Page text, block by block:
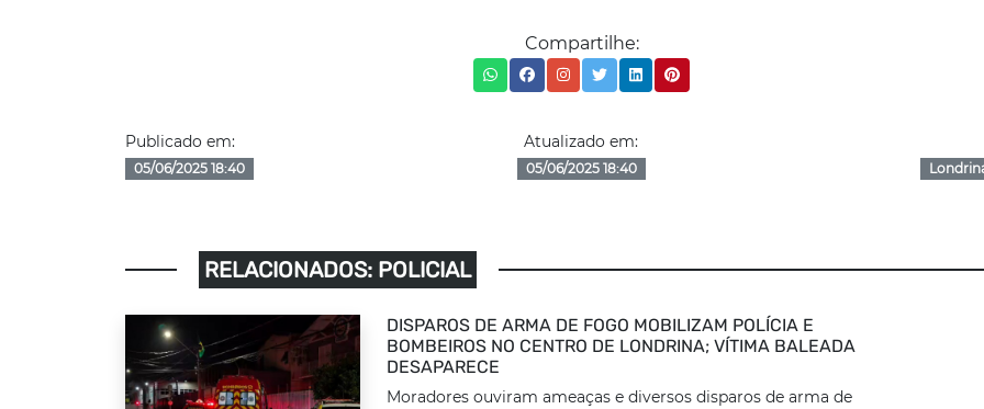
Compartilhe:
Publicado em:
05/06/2025 18:40
Atualizado em:
05/06/2025 18:40
RELACIONADOS: POLICIAL
DISPAROS DE ARMA DE FOGO MOBILIZAM POLÍCIA E
BOMBEIROS NO CENTRO DE LONDRINA; VÍTIMA BALEADA
DESAPARECE
Moradores ouviram ameaças e diversos disparos de arma de